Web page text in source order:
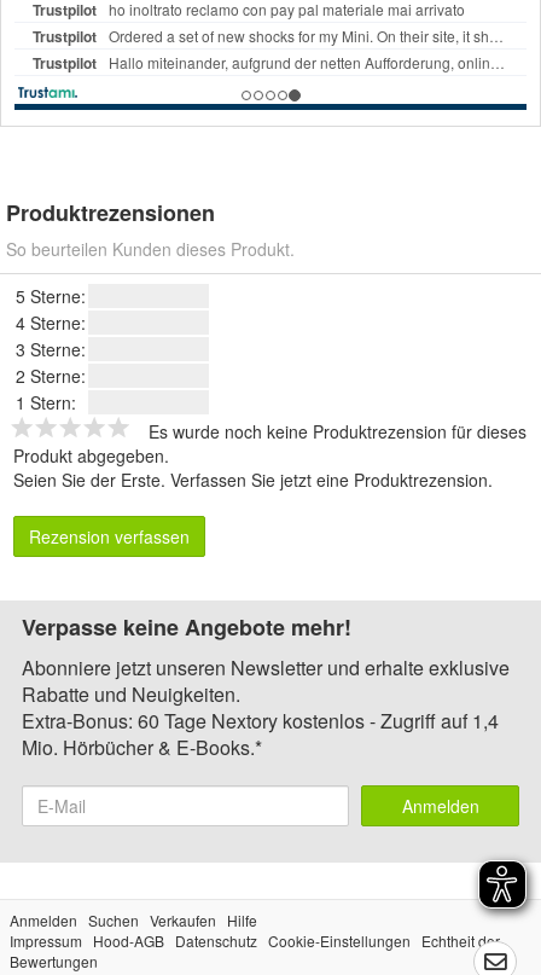
Produktrezensionen
So beurteilen Kunden dieses Produkt.
5 Sterne:
4 Sterne:
3 Sterne:
2 Sterne:
1 Stern:
Es wurde noch keine Produktrezension für dieses
Produkt abgegeben.
Seien Sie der Erste. Verfassen Sie jetzt eine Produktrezension.
Rezension verfassen
Verpasse keine Angebote mehr!
Abonniere jetzt unseren Newsletter und erhalte exklusive
Rabatte und Neuigkeiten.
Extra-Bonus: 60 Tage Nextory kostenlos - Zugriff auf 1,4
Mio. Hörbücher & E-Books.*
Anmelden
Anmelden Suchen Verkaufen
Hilfe
Impressum
Hood-AGB Datenschutz Cookie-Einstellungen
Echtheit der
Bewertungen